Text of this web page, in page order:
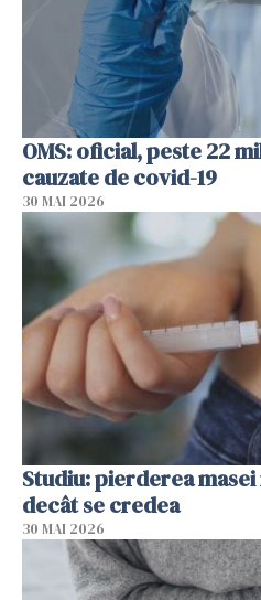
OMS: oficial, peste 22
cauzate de covid-19
30 MAI 2026
Studiu: pierderea
decât se credea
30 MAI 2026